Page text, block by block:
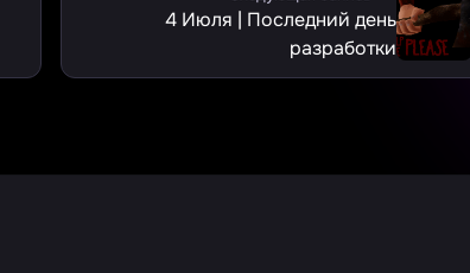
4 Июля | Последний день
разработки